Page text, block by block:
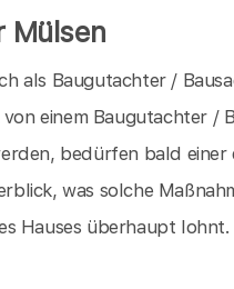
Mülsen
als Baugutachter /
einem Baugutachter /
bedürfen bald einer
was solche
Hauses überhaupt lohnt.